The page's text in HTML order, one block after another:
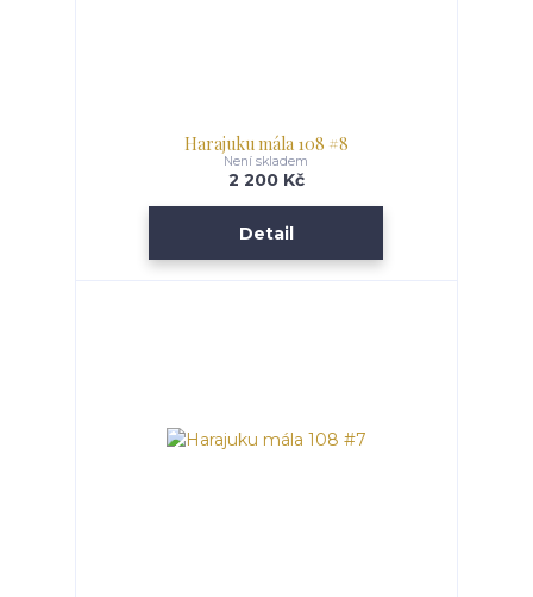
Harajuku mála 108 #8
2 200 Kč
Není skladem
Detail